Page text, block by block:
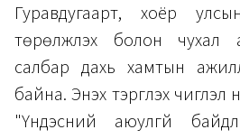
Гуравдугаарт, хоёр
төрөлжүүлэх болон
салбар дахь хамтын
байна. Энэхүү тэргүүлэх
"Үндэсний аюулгүй